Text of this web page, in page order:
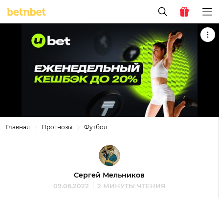
Главная Прогнозы Футбол
Сергей Мельников
09.06.2022 2 МИНУТЫ ЧТЕНИЯ